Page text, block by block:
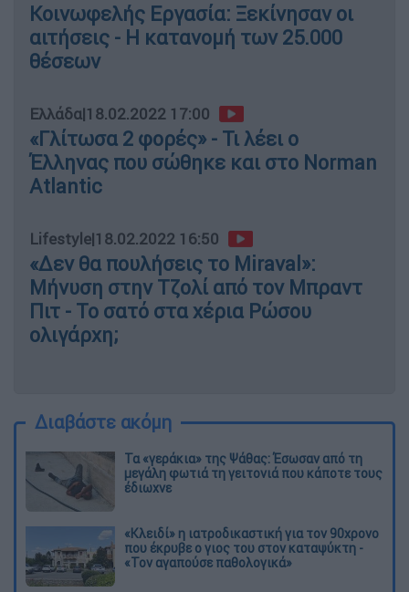
Κοινωφελής Εργασία: Ξεκίνησαν οι
αιτήσεις - Η κατανομή των 25.000
θέσεων
Ελλάδα|18.02.2022 17:00
«Γλίτωσα 2 φορές» - Τι λέει ο
Έλληνας που σώθηκε και στο Norman
Atlantic
Lifestyle|18.02.2022 16:50
«Δεν θα πουλήσεις το Miraval»:
Μήνυση στην Τζολί από τον Μπραντ
Πιτ - Το σατό στα χέρια Ρώσου
ολιγάρχη;
Διαβάστε ακόμη
Τα «γεράκια» της Ψάθας: Έσωσαν από τη
μεγάλη φωτιά τη γειτονιά που κάποτε τους
έδιωχνε
«Κλειδί» η ιατροδικαστική για τον 90χρονο
που έκρυβε ο γιος του στον καταψύκτη -
«Τον αγαπούσε παθολογικά»